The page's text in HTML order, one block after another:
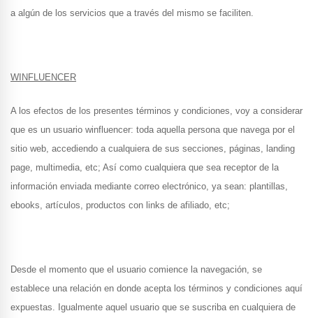
a algún de los servicios que a través del mismo se faciliten.
WINFLUENCER
A los efectos de los presentes términos y condiciones, voy a considerar
que es un usuario winfluencer: toda aquella persona que navega por el
sitio web, accediendo a cualquiera de sus secciones, páginas, landing
page, multimedia, etc; Así como cualquiera que sea receptor de la
información enviada mediante correo electrónico, ya sean: plantillas,
ebooks, artículos, productos con links de afiliado, etc;
Desde el momento que el usuario comience la navegación, se
establece una relación en donde acepta los términos y condiciones aquí
expuestas. Igualmente aquel usuario que se suscriba en cualquiera de